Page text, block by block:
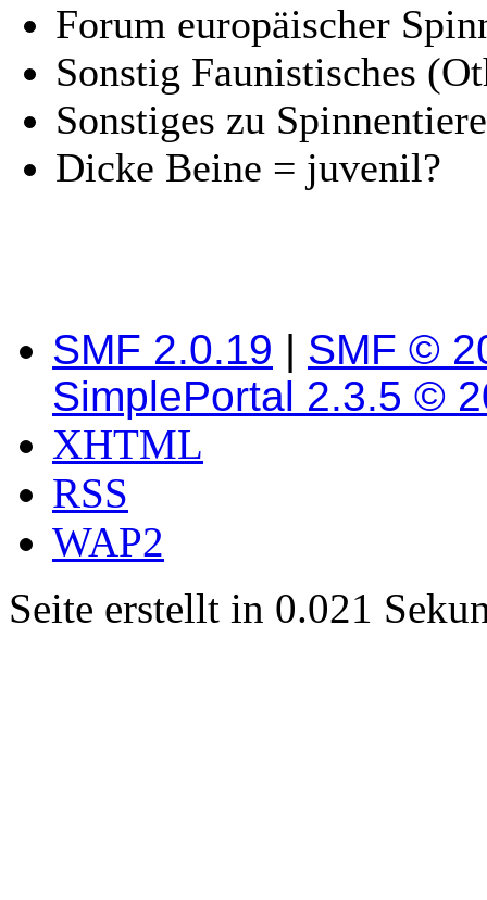
Forum europäischer
Sonstig Faunistisches
Sonstiges zu
Dicke Beine = juvenil?
SMF 2.0.19 | SMF ©
SimplePortal 2.3.5 ©
XHTML
RSS
WAP2
Seite erstellt in 0.021